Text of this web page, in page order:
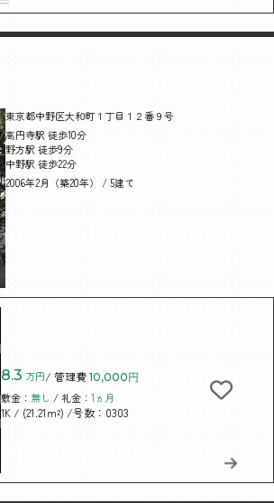
東京都中野区大和町１丁目１２番９号
高円寺駅 徒歩10分
野方駅 徒歩9分
中野駅 徒歩22分
2006年2月（築20年） / 5建て
8.3 万円/ 管理費 10,000円
敷金： 無し / 礼金：1ヵ月
1K / (21.21m²) /号数：0303